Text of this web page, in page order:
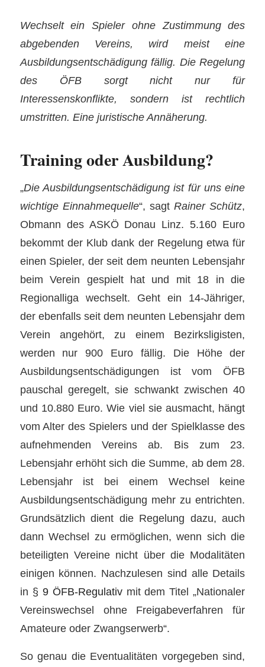
Wechselt ein Spieler ohne Zustimmung des
abgebenden Vereins, wird meist eine
Ausbildungsentschädigung fällig. Die Regelung
des ÖFB sorgt nicht nur für
Interessenskonflikte, sondern ist rechtlich
umstritten. Eine juristische Annäherung.
Training oder Ausbildung?
„Die Ausbildungsentschädigung ist für uns eine
wichtige Einnahmequelle“, sagtRainer Schütz,
Obmann des ASKÖ Donau Linz. 5.160 Euro
bekommt der Klub dank der Regelung etwa für
einen Spieler, der seit dem neunten Lebensjahr
beim Verein gespielt hat und mit 18 in die
Regionalliga wechselt. Geht ein 14-Jähriger,
der ebenfalls seit dem neunten Lebensjahr dem
Verein angehört, zu einem Bezirksligisten,
werden nur 900 Euro fällig. Die Höhe der
Ausbildungsentschädigungen ist vom ÖFB
pauschal geregelt, sie schwankt zwischen 40
und 10.880 Euro. Wie viel sie ausmacht, hängt
vom Alter des Spielers und der Spielklasse des
aufnehmenden Vereins ab. Bis zum 23.
Lebensjahr erhöht sich die Summe, ab dem 28.
Lebensjahr ist bei einem Wechsel keine
Ausbildungsentschädigung mehr zu entrichten.
Grundsätzlich dient die Regelung dazu, auch
dann Wechsel zu ermöglichen, wenn sich die
beteiligten Vereine nicht über die Modalitäten
einigen können. Nachzulesen sind alle Details
in § 9 ÖFB-Regulativmit dem Titel „Nationaler
Vereinswechsel ohne Freigabeverfahren für
Amateure oder Zwangserwerb“.
So genau die Eventualitäten vorgegeben sind,